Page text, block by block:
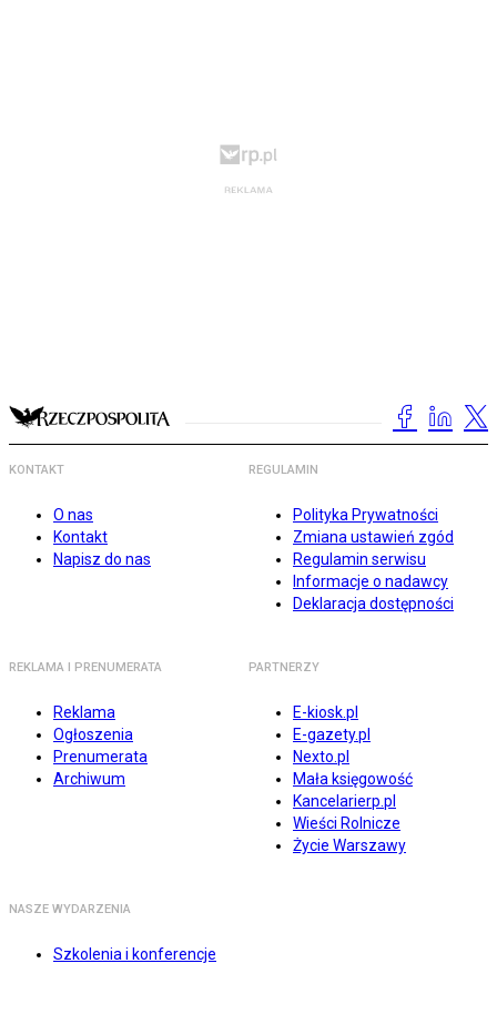
KONTAKT
O nas
Kontakt
Napisz do nas
REGULAMIN
Polityka Prywatności
Zmiana ustawień zgód
Regulamin serwisu
Informacje o nadawcy
Deklaracja dostępności
REKLAMA I PRENUMERATA
Reklama
Ogłoszenia
Prenumerata
Archiwum
PARTNERZY
E-kiosk.pl
E-gazety.pl
Nexto.pl
Mała księgowość
Kancelarierp.pl
Wieści Rolnicze
Życie Warszawy
NASZE WYDARZENIA
Szkolenia i konferencje